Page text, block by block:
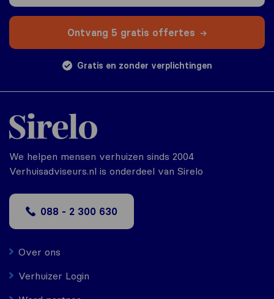
Ontvang 5 gratis offertes
Gratis en zonder verplichtingen
We helpen mensen verhuizen sinds 2004
Verhuisadviseurs.nl is onderdeel van Sirelo
088 - 2 300 630
Over ons
Verhuizer Login